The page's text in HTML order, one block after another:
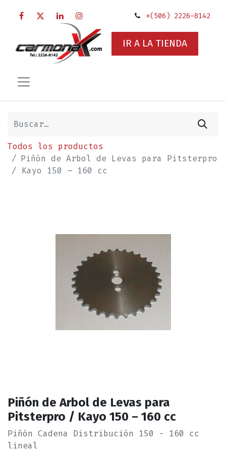
+(506) 2226-8142
IR A LA TIENDA
Todos los productos
Piñón de Arbol de Levas para Pitsterpro
/ Kayo 150 – 160 cc
Piñón de Arbol de Levas para
Pitsterpro / Kayo 150 – 160 cc
Piñón Cadena Distribución 150 - 160 cc
lineal